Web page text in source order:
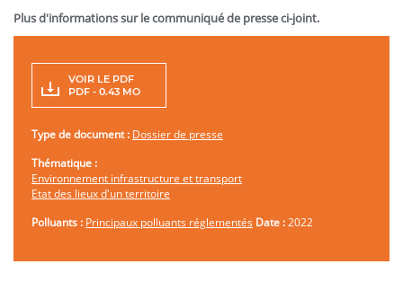
Plus d'informations sur le communiqué de presse ci-joint.
VOIR LE PDF
PDF - 0.43 MO
Type de document : Dossier de presse
Thématique :
Environnement infrastructure et transport
Etat des lieux d'un territoire
Polluants : Principaux polluants réglementés Date :2022